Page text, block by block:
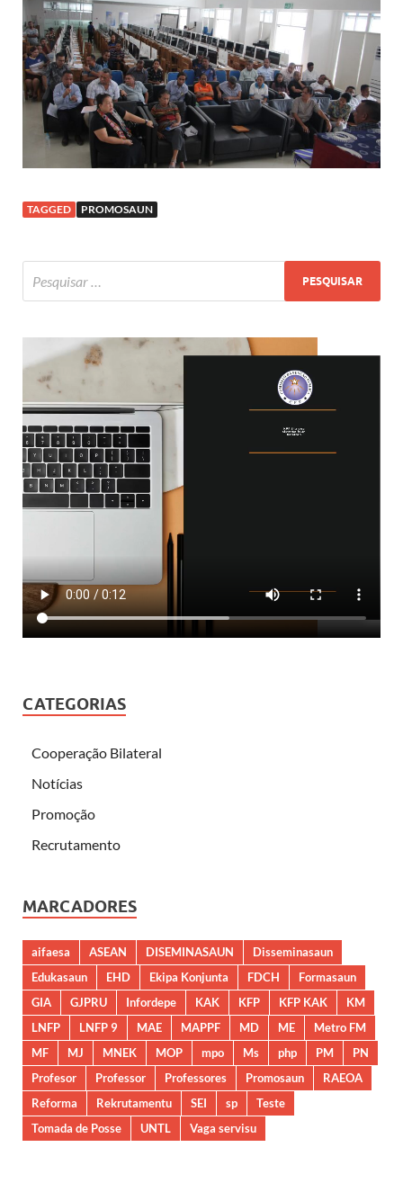
TAGGED PROMOSAUN
CATEGORIAS
Cooperação Bilateral
Notícias
Promoção
Recrutamento
MARCADORES
aifaesa ASEAN DISEMINASAUN
Disseminasaun
Edukasaun
EHD Ekipa Konjunta FDCH
Formasaun
GIA
GJPRU Infordepe KAK KFP KFP KAK
KM
LNFP
LNFP 9 MAE MAPPF MD ME
Metro FM
MF
MJ MNEK MOP mpo Ms php PM
PN
Profesor
Professor Professores Promosaun
RAEOA
Reforma
Rekrutamentu SEI sp
Teste
Tomada de Posse
UNTL Vaga servisu